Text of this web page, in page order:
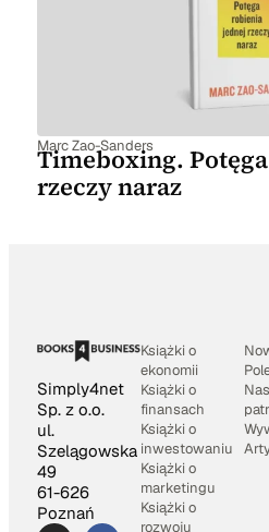
Marc Zao-Sanders
Timeboxing.
rzeczy naraz
Simply4net
Sp. z o.o.
ul.
Szelągowska
49
61-626
Poznań
Książki o
ekonomii
Książki o
finansach
Książki o
inwestowaniu
Książki o
marketingu
Książki o
rozwoju